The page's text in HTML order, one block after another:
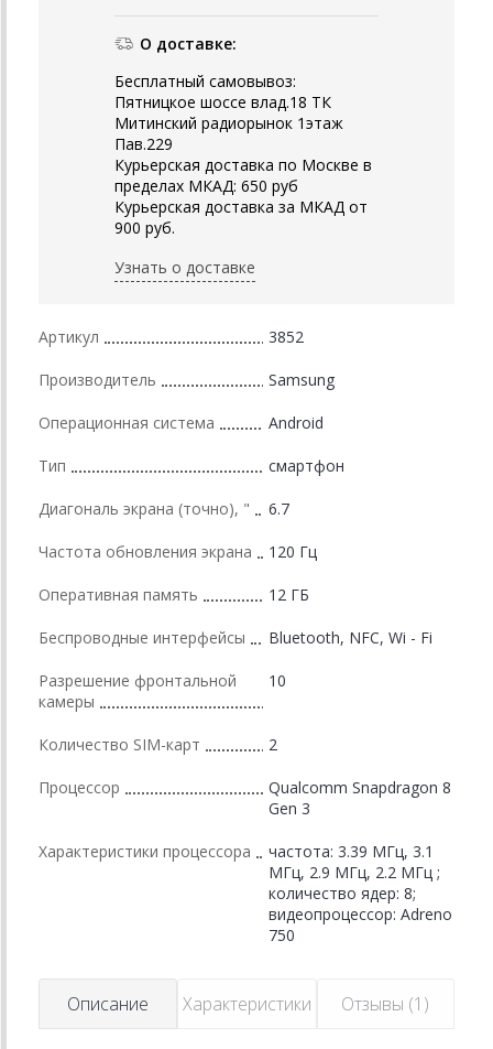
О доставке:
Бесплатный самовывоз:
Пятницкое шоссе влад.18 ТК
Митинский радиорынок 1этаж
Пав.229
Курьерская доставка по Москве в
пределах МКАД: 650 руб
Курьерская доставка за МКАД от
900 руб.
Узнать о доставке
Артикул 3852
Производитель Samsung
Операционная система Android
Тип смартфон
Диагональ экрана (точно), " 6.7
Частота обновления экрана 120 Гц
Оперативная память 12 ГБ
Беспроводные интерфейсы Bluetooth, NFC, Wi - Fi
Разрешение фронтальной
камеры
10
Количество SIM-карт 2
Процессор
Qualcomm Snapdragon 8
Gen 3
Характеристики процессора
частота: 3.39 МГц, 3.1
МГц, 2.9 МГц, 2.2 МГц ;
количество ядер: 8;
видеопроцессор: Adreno
750
Описание Характеристики Отзывы (1)